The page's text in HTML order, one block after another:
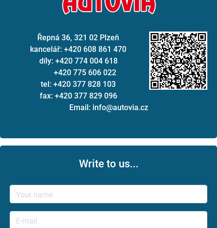
Řepná 36, 321 02 Plzeň
kancelář: +420 608 861 470
díly: +420 774 004 618
+420 775 606 022
tel: +420 377 828 103
fax: +420 377 829 096
Email: info@autovia.cz
Write to us...